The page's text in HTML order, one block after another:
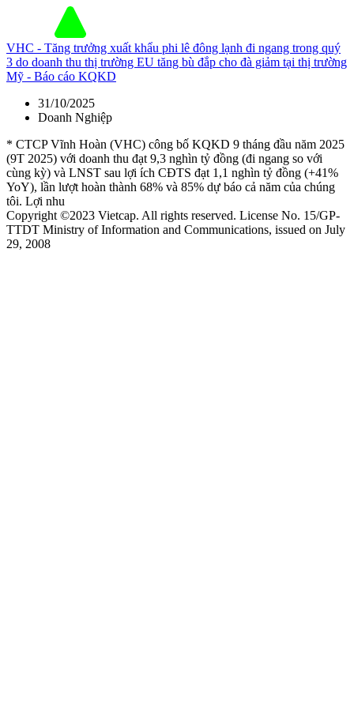
VHC - Tăng trưởng xuất khẩu phi lê đông lạnh đi ngang trong quý
3 do doanh thu thị trường EU tăng bù đắp cho đà giảm tại thị trường
Mỹ - Báo cáo KQKD
31/10/2025
Doanh Nghiệp
* CTCP Vĩnh Hoàn (VHC) công bố KQKD 9 tháng đầu năm 2025
(9T 2025) với doanh thu đạt 9,3 nghìn tỷ đồng (đi ngang so với
cùng kỳ) và LNST sau lợi ích CĐTS đạt 1,1 nghìn tỷ đồng (+41%
YoY), lần lượt hoàn thành 68% và 85% dự báo cả năm của chúng
tôi. Lợi nhu
Copyright ©2023 Vietcap. All rights reserved. License No. 15/GP-
TTDT Ministry of Information and Communications, issued on July
29, 2008